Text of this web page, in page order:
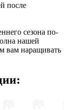
после
сезона по-
нашей
вам наращивать